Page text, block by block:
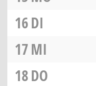
16DI
17MI
18DO